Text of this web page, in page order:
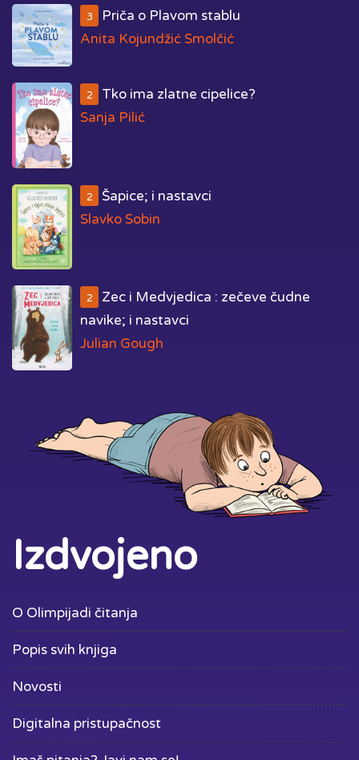
3
Priča o Plavom stablu
Anita Kojundžić Smolčić
2
Tko ima zlatne cipelice?
Sanja Pilić
2
Šapice; i nastavci
Slavko Sobin
2
Zec i Medvjedica : zečeve čudne
navike; i nastavci
Julian Gough
Izdvojeno
O Olimpijadi čitanja
Popis svih knjiga
Novosti
Digitalna pristupačnost